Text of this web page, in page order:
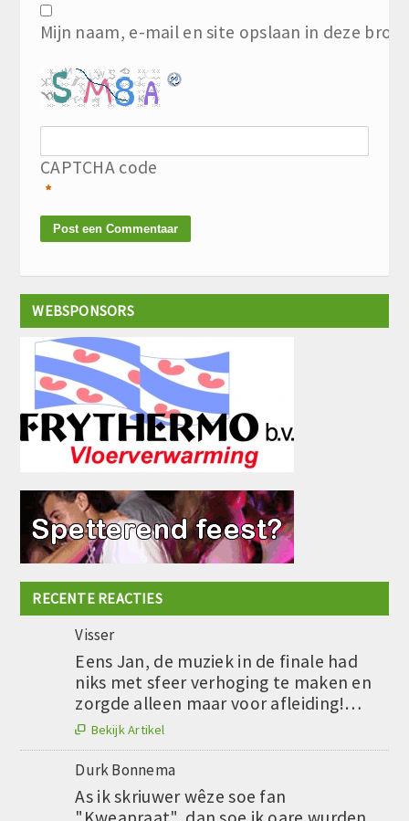
Mijn naam, e-mail en site opslaan in deze
CAPTCHA code
*
WEBSPONSORS
RECENTE REACTIES
Visser
Eens Jan, de muziek in de finale had
niks met sfeer verhoging te maken en
zorgde alleen maar voor afleiding!…
 Bekijk Artikel
Durk Bonnema
As ik skriuwer wêze soe fan